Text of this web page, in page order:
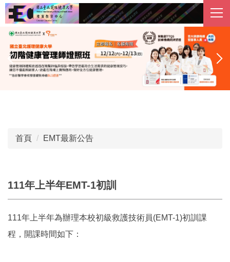
跳
到
主
要
內
容
首頁 EMT最新公告
111年上半年EMT-1初訓
111年上半年為辦理本校初級救護技術員(EMT-1)初訓課
程，開課時間如下：